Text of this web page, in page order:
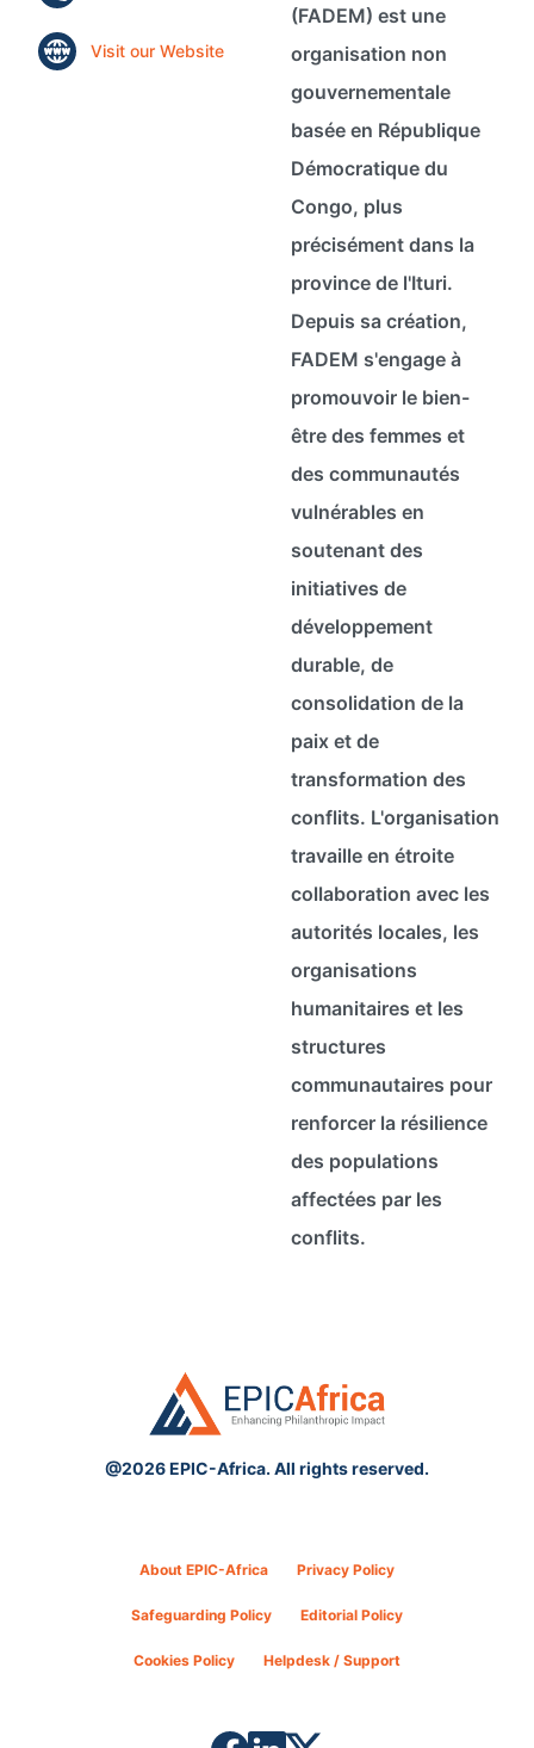
Visit our Website
(FADEM) est une
organisation non
gouvernementale
basée en République
Démocratique du
Congo, plus
précisément dans la
province de l'Ituri.
Depuis sa création,
FADEM s'engage à
promouvoir le bien-
être des femmes et
des communautés
vulnérables en
soutenant des
initiatives de
développement
durable, de
consolidation de la
paix et de
transformation des
conflits. L'organisation
travaille en étroite
collaboration avec les
autorités locales, les
organisations
humanitaires et les
structures
communautaires pour
renforcer la résilience
des populations
affectées par les
conflits.
@2026 EPIC-Africa. All rights reserved.
About EPIC-Africa Privacy Policy
Safeguarding Policy Editorial Policy
Cookies Policy Helpdesk / Support